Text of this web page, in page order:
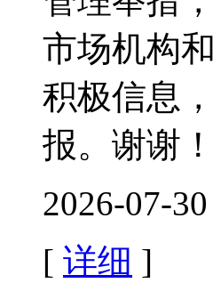
市场机构
积极信息
报。谢谢！
2026-07-
[ 详细 ]